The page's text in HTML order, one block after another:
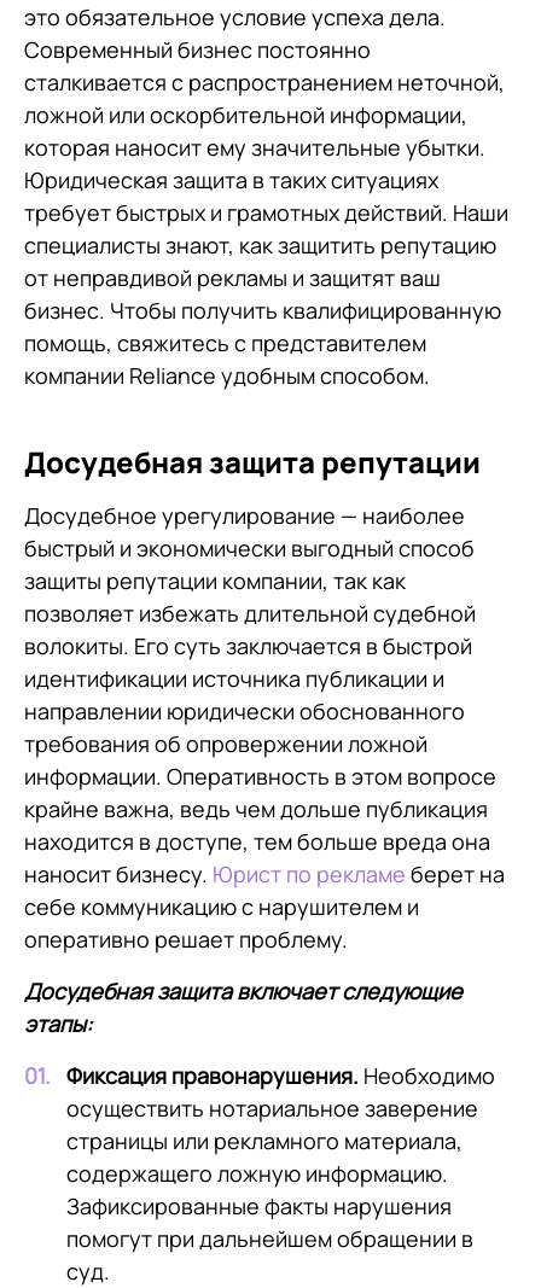
это обязательное условие успеха дела.
Современный бизнес постоянно
сталкивается с распространением неточной,
ложной или оскорбительной информации,
которая наносит ему значительные убытки.
Юридическая защита в таких ситуациях
требует быстрых и грамотных действий. Наши
специалисты знают, как защитить репутацию
от неправдивой рекламы и защитят ваш
бизнес. Чтобы получить квалифицированную
помощь, свяжитесь с представителем
компании Reliance удобным способом.
Досудебная защита репутации
Досудебное урегулирование — наиболее
быстрый и экономически выгодный способ
защиты репутации компании, так как
позволяет избежать длительной судебной
волокиты. Его суть заключается в быстрой
идентификации источника публикации и
направлении юридически обоснованного
требования об опровержении ложной
информации. Оперативность в этом вопросе
крайне важна, ведь чем дольше публикация
находится в доступе, тем больше вреда она
наносит бизнесу. Юрист по рекламе берет на
себе коммуникацию с нарушителем и
оперативно решает проблему.
Досудебная защита включает следующие
этапы:
Фиксация правонарушения. Необходимо
осуществить нотариальное заверение
страницы или рекламного материала,
содержащего ложную информацию.
Зафиксированные факты нарушения
помогут при дальнейшем обращении в
суд.